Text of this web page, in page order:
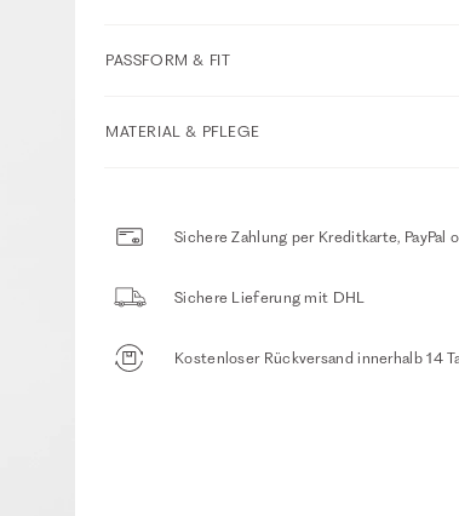
PASSFORM & FIT
MATERIAL & PFLEGE
Sichere Zahlung per Kreditkarte, PayPal
Sichere Lieferung mit DHL
Kostenloser Rückversand innerhalb 14